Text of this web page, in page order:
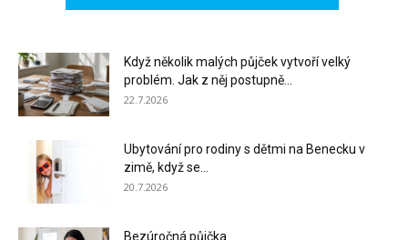
Když několik malých půjček vytvoří velký
problém. Jak z něj postupně...
22.7.2026
Ubytování pro rodiny s dětmi na Benecku v
zimě, když se...
20.7.2026
Bezúročná půjčka